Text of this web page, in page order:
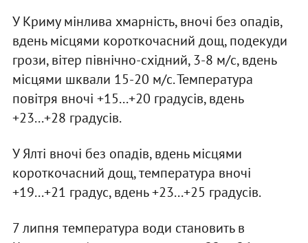
У Криму мінлива хмарність, вночі без опадів,
вдень місцями короткочасний дощ, подекуди
грози, вітер північно-східний, 3-8 м/с, вдень
місцями шквали 15-20 м/с. Температура
повітря вночі +15...+20 градусів, вдень
+23...+28 градусів.
У Ялті вночі без опадів, вдень місцями
короткочасний дощ, температура вночі
+19...+21 градус, вдень +23...+25 градусів.
7 липня температура води становить в